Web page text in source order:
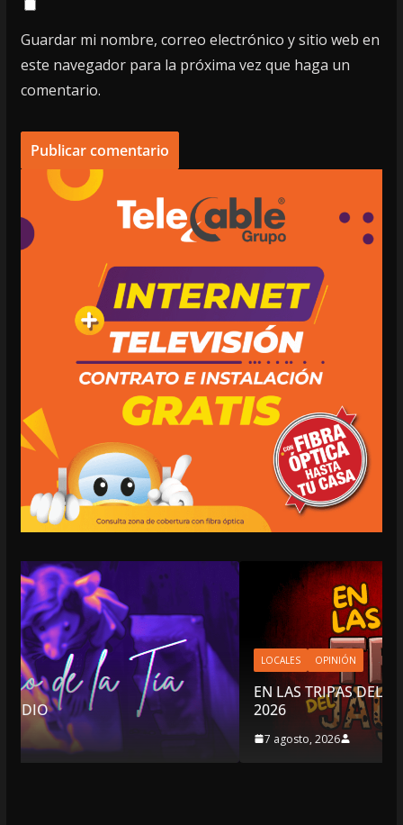
Guardar mi nombre, correo electrónico y sitio web en
este navegador para la próxima vez que haga un
comentario.
LOCALES OPINIÓN
EN LAS TRIPAS DEL JAGUAR: 07 DE AGOSTO DE
2026
7 agosto, 2026